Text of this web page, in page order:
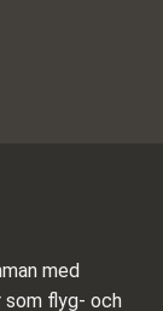
med
som flyg- och